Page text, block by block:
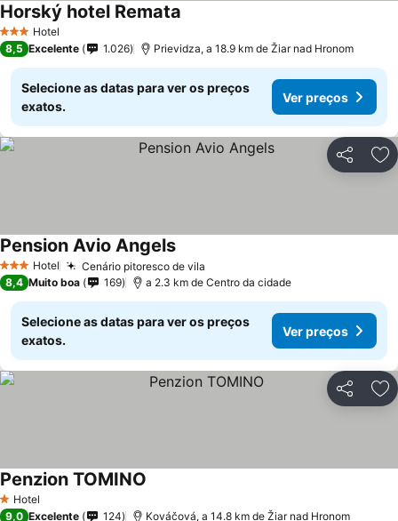
3 EstrelasHotel
Horský hotel Remata
8,5 Excelente 1.026 Prievidza, a 18.9 km de Žiar nad Hronom
Selecione as datas para ver os preços
exatos.
Ver preços
Partilhar
3 EstrelasHotel Cenário pitoresco de vila
Pension Avio AngelsVer preços
8,4 Muito boa 169 a 2.3 km de Centro da cidade
Selecione as datas para ver os preços
exatos.
Ver preços
Partilhar
1 Estrelas
Hotel
Penzion TOMINO
9,0 Excelente 124 Kováčová, a 14.8 km de Žiar nad Hronom